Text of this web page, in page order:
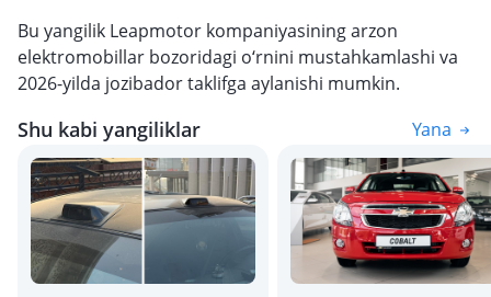
Bu yangilik Leapmotor kompaniyasining arzon
elektromobillar bozoridagi o‘rnini mustahkamlashi va
2026-yilda jozibador taklifga aylanishi mumkin.
Shu kabi yangiliklar Yana